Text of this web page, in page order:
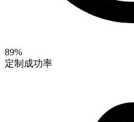
89%
定制成功率